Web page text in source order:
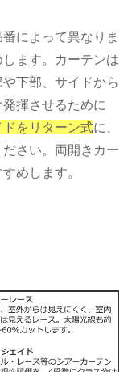
によって異なりま
ます。カーテンは
下部、サイドから
揮させるために
ドをリターン式に、
さい。両開きカー
めします。